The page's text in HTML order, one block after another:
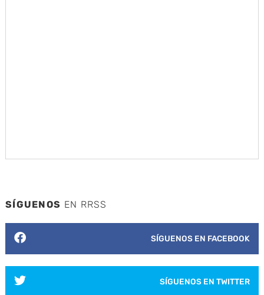
SÍGUENOS EN RRSS
SÍGUENOS EN FACEBOOK
SÍGUENOS EN TWITTER